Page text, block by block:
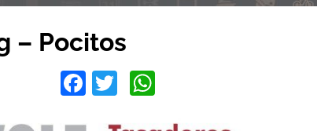
– Pocitos
Facebook
Twitter